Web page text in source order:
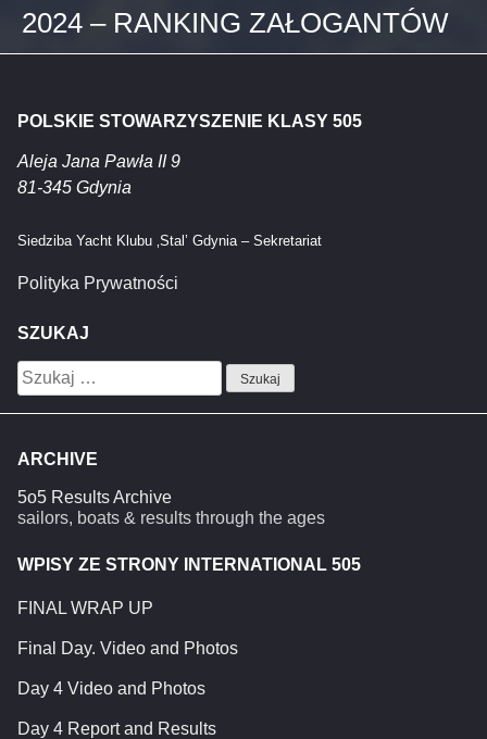
2024 – RANKING ZAŁOGANTÓW
POLSKIE STOWARZYSZENIE KLASY 505
Aleja Jana Pawła II 9
81-345 Gdynia
Siedziba Yacht Klubu ‚Stal’ Gdynia – Sekretariat
Polityka Prywatności
SZUKAJ
Szukaj:
ARCHIVE
5o5 Results Archive
sailors, boats & results through the ages
WPISY ZE STRONY INTERNATIONAL 505
FINAL WRAP UP
Final Day. Video and Photos
Day 4 Video and Photos
Day 4 Report and Results